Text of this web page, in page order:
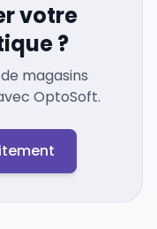
votre
?
magasins
OptoSoft.